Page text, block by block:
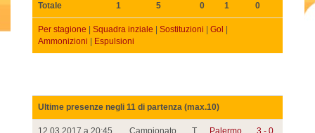
Totale 1 5 0 1 0
Per stagione Squadra inziale Sostituzioni Gol
Ammonizioni
Espulsioni
Ultime presenze negli 11 di partenza (max.10)